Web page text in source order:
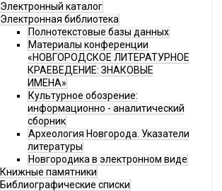
Электронный каталог
Электронная библиотека
Полнотекстовые базы данных
Материалы конференции
«НОВГОРОДСКОЕ ЛИТЕРАТУРНОЕ
КРАЕВЕДЕНИЕ: ЗНАКОВЫЕ
ИМЕНА»
Культурное обозрение:
информационно - аналитический
сборник
Археология Новгорода. Указатели
литературы
Новгородика в электронном виде
Книжные памятники
Библиографические списки